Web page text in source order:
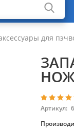
для
Артикул: